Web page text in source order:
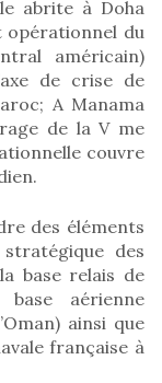
abrite à Doha
opérationnel du
américain)
de crise de
A Manama
de la V me
couvre
des éléments
des
base relais de
aérienne
ainsi que
française à